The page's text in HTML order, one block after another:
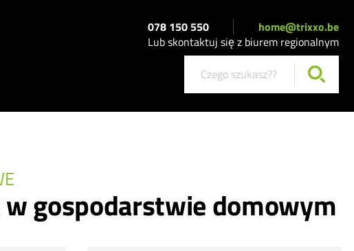
078 150 550
home@trixxo.be
Lub skontaktuj się z biurem regionalnym
gospodarstwie domowym